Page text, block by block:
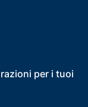
per i tuoi